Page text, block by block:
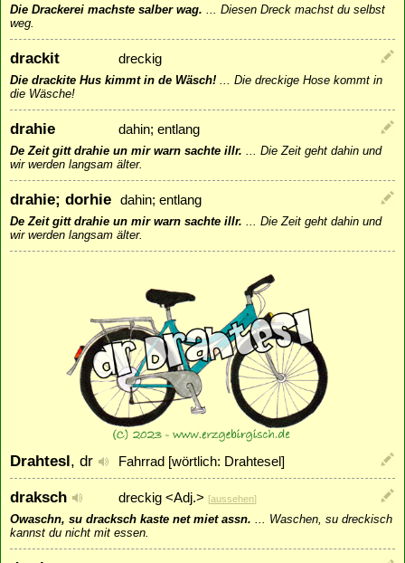
Die Drackerei machste salber wag.
Diesen Dreck machst du selbst
weg.
drackit dreckig
Die drackite Hus kimmt in de Wäsch!
Die dreckige Hose kommt in
die Wäsche!
drahie dahin; entlang
De Zeit gitt drahie un mir warn sachte illr.
Die Zeit geht dahin und
wir werden langsam älter.
drahie; dorhie dahin; entlang
De Zeit gitt drahie un mir warn sachte illr.
Die Zeit geht dahin und
wir werden langsam älter.
Drahtesl, dr Fahrrad [wörtlich: Drahtesel]
draksch dreckig <Adj.> [aussehen]
Owaschn, su dracksch kaste net miet assn. ... Waschen, su dreckisch
kannst du nicht mit essen.